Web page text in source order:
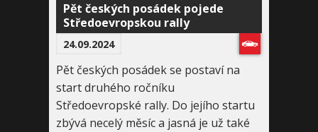
Pět českých posádek pojede
Středoevropskou rally
24.09.2024
Pět českých posádek se postaví na
start druhého ročníku
Středoevropské rally. Do jejího startu
zbývá necelý měsíc a jasná je už také